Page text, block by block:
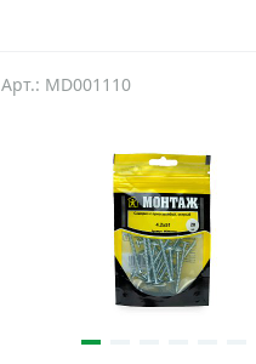
Арт.: MD001110